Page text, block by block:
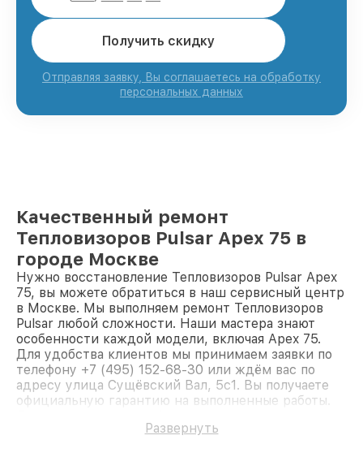
Получить скидку
Отправляя заявку, Вы соглашаетесь на обработку
персональных данных
Качественный ремонт
Тепловизоров Pulsar Apex 75 в
городе Москве
Нужно восстановление Тепловизоров Pulsar Apex
75, вы можете обратиться в наш сервисный центр
в Москве. Мы выполняем ремонт Тепловизоров
Pulsar любой сложности. Наши мастера знают
особенности каждой модели, включая Apex 75.
Для удобства клиентов мы принимаем заявки по
телефону +7 (495) 152-68-30 или ждём вас по
адресу улица Сущёвский Вал, 5с1. Вы получаете
официальную гарантию на выполненные работы.
Развернуть